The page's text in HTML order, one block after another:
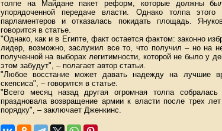
толпе на Майдане пакет реформ, которые должны
упорядоченной передаче власти. Однако толпа
парламентеров и отказалась покидать площадь.
говорится в статье.
"Однако, как и в Египте, факт остается фактом: законно
лидер, возможно, заслужил все то, что получил – но на
полученной на выборах легитимности, которой не было у
этом забудут", – полагает автор статьи.
"Любое восстание может давать надежду на лучшие
скепсиса", – говорится в статье.
"Всего месяц назад другая огромная толпа
праздновала возвращение армии к власти после трех
порядку", – заключает Дженкинс.